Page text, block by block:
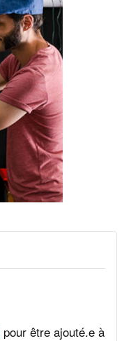
pour être ajouté.e à